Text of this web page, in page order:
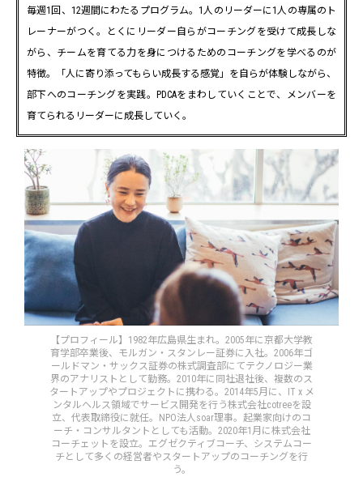
毎週1回、12週間にわたるプログラム。1人のリーダーに1人の専属のト
レーナーがつく。とくにリーダー自らがコーチングを受けて成長しな
がら、チームを育てる力を身につけるためのコーチングを学べるのが
特徴。「人に寄り添ってもらい成長する感覚」を自らが体験しながら、
部下へのコーチングを実践。PDCAをまわしていくことで、メンバーを
育てられるリーダーに成長していく。
【プロフィール】1982年広島県生まれ。2005年に京都大学教
育学部卒業後、モルガン・スタンレー証券に入社。2006年ゴ
ールドマン・サックス証券の株式調査部にてテクノロジー業
界のアナリストとして勤務。2010年に同社退社後、複数のス
タートアップやプロジェクトに携わる。2014年5月に、IT x メ
ンタルヘルス領域でサービス開発を行う株式会社cotreeを設
立、代表取締役に就任。NPO法人soar理事。起業家向けのコ
ーチ・コンサルタントとしても活動。2020年1月に株式会社
コーチェットを設立。エグゼクティブコーチ、システムコー
チとして多くの経営者やスタートアップのコーチングを行
う。